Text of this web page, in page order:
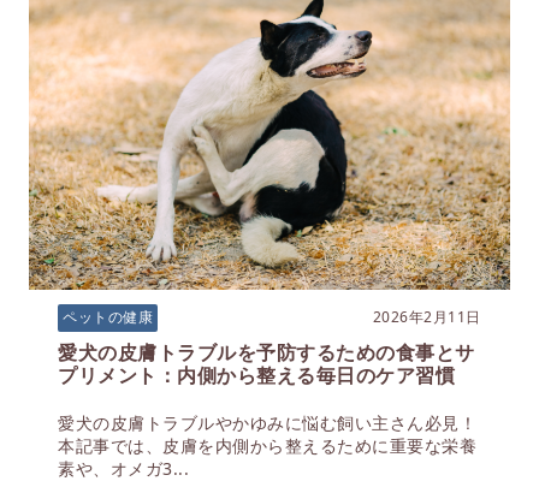
ペットの健康 2026年2月11日
愛犬の皮膚トラブルを予防するための食事とサ
プリメント：内側から整える毎日のケア習慣
愛犬の皮膚トラブルやかゆみに悩む飼い主さん必見！
本記事では、皮膚を内側から整えるために重要な栄養
素や、オメガ3...